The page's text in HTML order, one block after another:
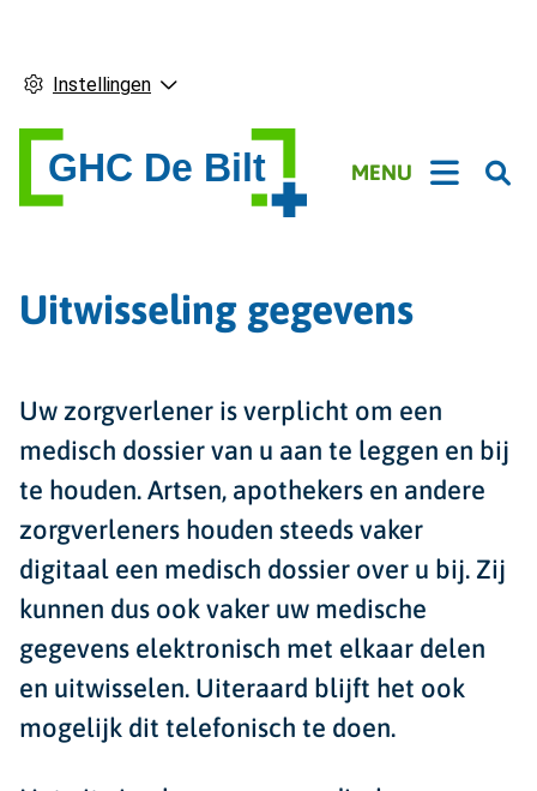
Instellingen
Hoofdmenu
MENU
Uitwisseling gegevens
Uw zorgverlener is verplicht om een
medisch dossier van u aan te leggen en bij
te houden. Artsen, apothekers en andere
zorgverleners houden steeds vaker
digitaal een medisch dossier over u bij. Zij
kunnen dus ook vaker uw medische
gegevens elektronisch met elkaar delen
en uitwisselen. Uiteraard blijft het ook
mogelijk dit telefonisch te doen.